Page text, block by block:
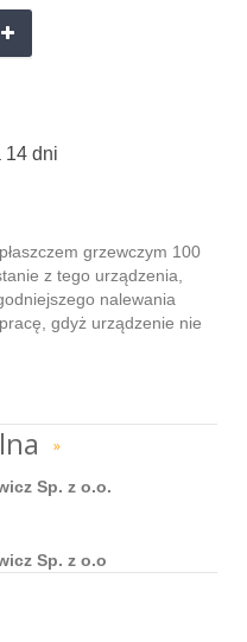
14 dni
grzewczym 100
z tego urządzenia,
nalewania
gdyż urządzenie nie
»
Sp. z o.o.
Sp. z o.o